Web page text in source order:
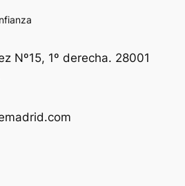
Nº15, 1º derecha. 28001